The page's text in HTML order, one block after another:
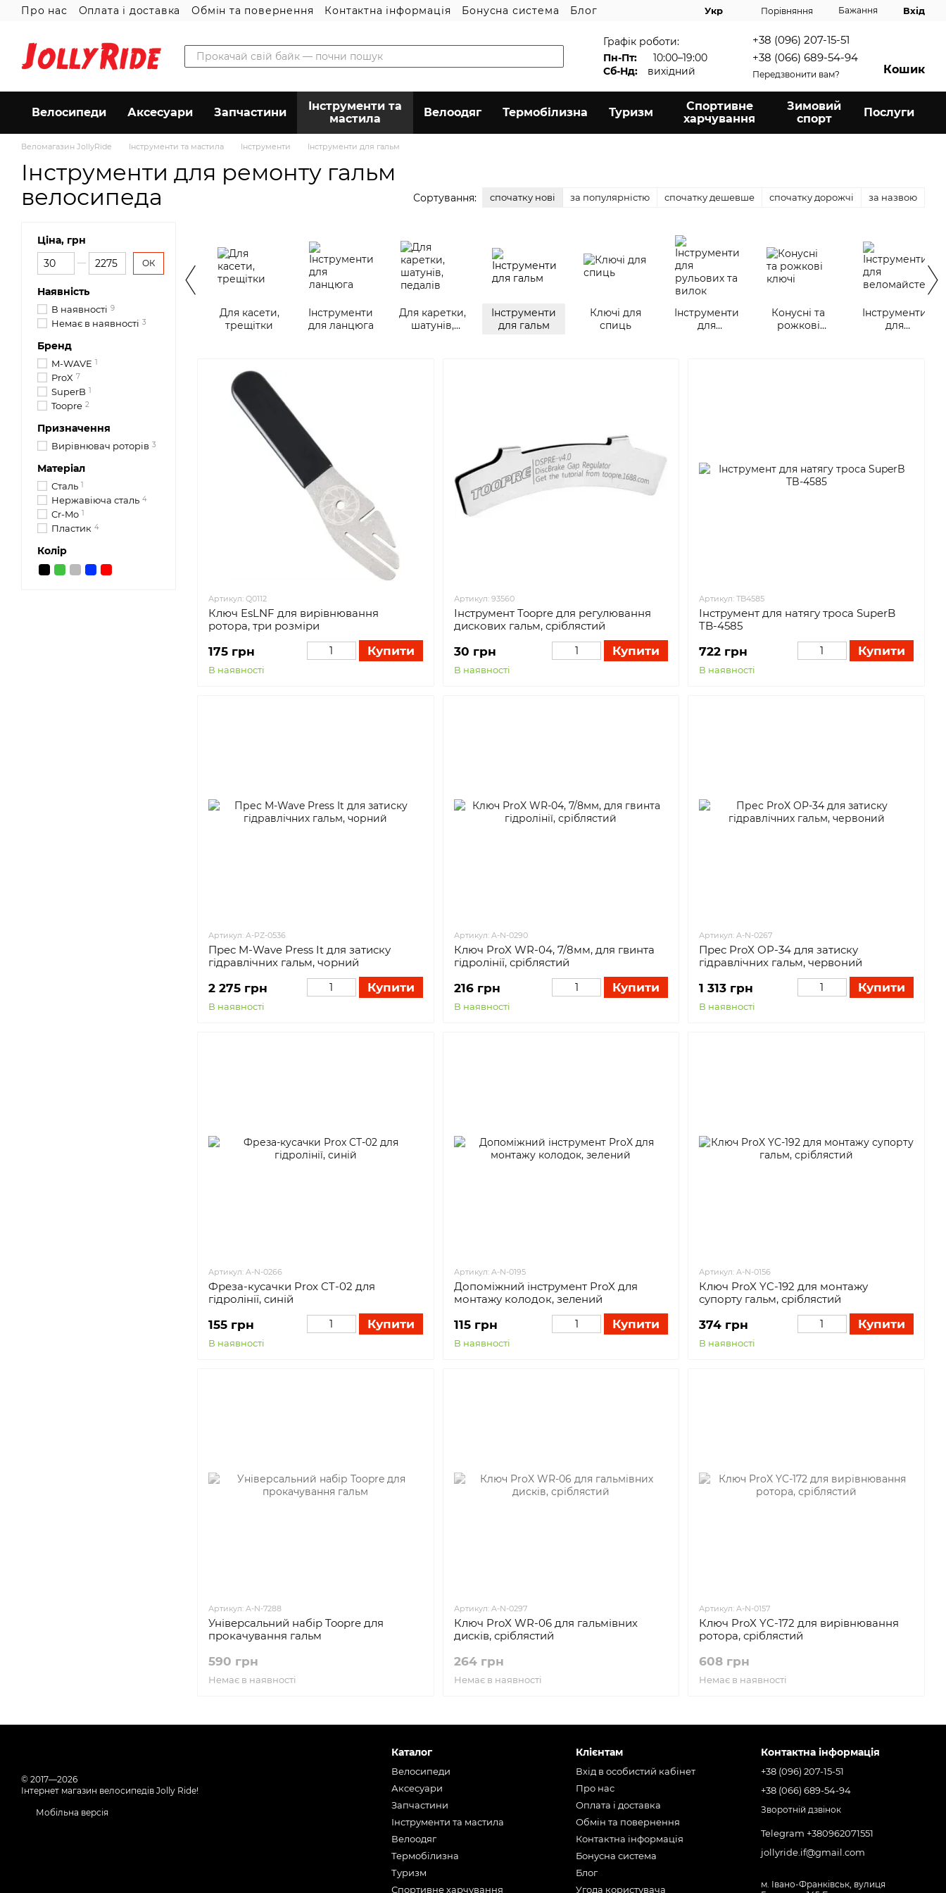
Перейти до основного контенту
Про нас Оплата і доставка Обмін та повернення Контактна інформація Бонусна система
Блог
Укр Порівняння Бажання Вхід
Графік роботи:
Пн-Пт:
10:00–19:00
Сб-Нд:
вихідний
+38 (096) 207-15-51
+38 (066) 689-54-94
Передзвонити вам? Кошик
Велосипеди Аксесуари Запчастини
Інструменти та
мастила
Велоодяг Термобілизна Туризм
Спортивне
харчування
Зимовий
спорт
Послуги
Веломагазин JollyRide Інструменти та мастила Інструменти Інструменти для гальм
Інструменти для ремонту гальм
велосипеда
Сортування: спочатку нові за популярністю спочатку дешевше спочатку дорожчі за назвою
Для касети,
трещітки
Інструменти
для ланцюга
Для каретки,
шатунів,
Інструменти
для гальм
Ключі для
спиць
Інструменти
для
Конусні та
рожкові
Інструменти
для
Артикул: Q0112
Ключ EsLNF для вирівнювання
ротора, три розміри
175 грн Купити
В наявності
Артикул: 93560
Інструмент Toopre для регулювання
дискових гальм, сріблястий
30 грн Купити
В наявності
Артикул: TB4585
Інструмент для натягу троса SuperB
TB-4585
722 грн Купити
В наявності
Артикул: A-PZ-0536
Прес M-Wave Press It для затиску
гідравлічних гальм, чорний
2 275 грн Купити
В наявності
Артикул: A-N-0290
Ключ ProX WR-04, 7/8мм, для гвинта
гідролінії, сріблястий
216 грн Купити
В наявності
Артикул: A-N-0267
Прес ProX OP-34 для затиску
гідравлічних гальм, червоний
1 313 грн Купити
В наявності
Артикул: A-N-0266
Фреза-кусачки Prox CT-02 для
гідролінії, cиній
155 грн Купити
В наявності
Артикул: A-N-0195
Допоміжний інструмент ProX для
монтажу колодок, зелений
115 грн Купити
В наявності
Артикул: A-N-0156
Ключ ProX YC-192 для монтажу
супорту гальм, сріблястий
374 грн Купити
В наявності
Артикул: A-N-7288
Універсальний набір Toopre для
прокачування гальм
590 грн
Немає в наявності
Артикул: A-N-0297
Ключ ProX WR-06 для гальмівних
дисків, сріблястий
264 грн
Немає в наявності
Артикул: A-N-0157
Ключ ProX YC-172 для вирівнювання
ротора, сріблястий
608 грн
Немає в наявності
Ціна, грн
Від Ціна, грн
До Ціна, грн ОК
Наявність
В наявності 9
Немає в наявності 3
Бренд
M-WAVE 1
ProX 7
SuperB 1
Toopre 2
Призначення
Вирівнювач роторів 3
Матеріал
Сталь 1
Нержавіюча сталь 4
Cr-Mo 1
Пластик 4
Колір
© 2017—2026
Інтернет магазин велосипедів Jolly Ride!
Мобільна версія
Каталог
Велосипеди
Аксесуари
Запчастини
Інструменти та мастила
Велоодяг
Термобілизна
Туризм
Спортивне харчування
Клієнтам
Вхід в особистий кабінет
Про нас
Оплата і доставка
Обмін та повернення
Контактна інформація
Бонусна система
Блог
Угода користувача
Контактна інформація
+38 (096) 207-15-51
+38 (066) 689-54-94
Зворотній дзвінок
Telegram +380962071551
jollyride.if@gmail.com
м. Івано-Франківськ, вулиця